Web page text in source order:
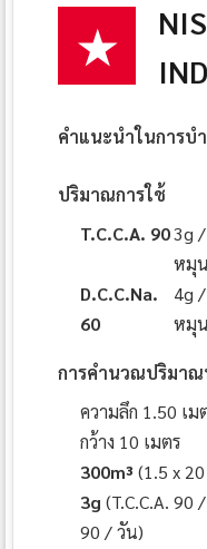
★
คำแนะนำในการบ
ปริมาณการใช้
T.C.C.A. 903g
หมุ
D.C.C.Na.
60
4g
หมุ
การคำนวณปริมาณ
ความลึก 1.50 เ
กว้าง 10 เมตร
300m³ (1.5 x
3g (T.C.C.A. 90
90 / วัน)